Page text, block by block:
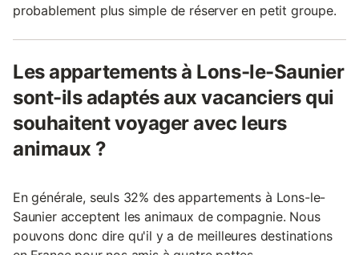
probablement plus simple de réserver en petit groupe.
Les appartements à Lons-le-Saunier
sont-ils adaptés aux vacanciers qui
souhaitent voyager avec leurs
animaux ?
En générale, seuls 32% des appartements à Lons-le-
Saunier acceptent les animaux de compagnie. Nous
pouvons donc dire qu'il y a de meilleures destinations